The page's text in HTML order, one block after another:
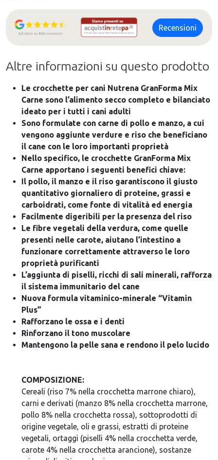
Recensioni
Altre informazioni su questo prodotto
Le crocchette per cani Nutrena GranForma Mix
Carne sono l’alimento secco completo e bilanciato
ideato per i tutti i cani adulti
Sono formulate con carne di pollo e manzo, a cui
vengono aggiunte verdure e riso che beneficiano
il cane con le loro importanti proprietà
Nello specifico, le crocchette GranForma Mix
Carne apportano i seguenti benefici chiave:
Il pollo, il manzo e il riso garantiscono il giusto
quantitativo giornaliero di proteine, grassi e
carboidrati, come fonte di vitalità ed energia
Facilmente digeribili per la presenza del riso
Le fibre vegetali della verdura, come quelle
presenti nelle carote, aiutano l’intestino a
funzionare correttamente attraverso le loro
proprietà purificanti
L’aggiunta di piselli, ricchi di sali minerali, rafforza
il sistema immunitario del cane
Nuova formula vitaminico-minerale “Vitamin
Plus”
Rafforzano le ossa e i denti
Rinforzano il tono muscolare
Mantengono la pelle sana e rendono il pelo lucido
COMPOSIZIONE:
Cereali (riso 7% nella crocchetta marrone chiaro),
carni e derivati (manzo 8% nella crocchetta marrone,
pollo 8% nella crocchetta rossa), sottoprodotti di
origine vegetale, oli e grassi, estratti di proteine
vegetali, ortaggi (piselli 4% nella crocchetta verde,
carote 4% nella crocchetta arancione), sostanze